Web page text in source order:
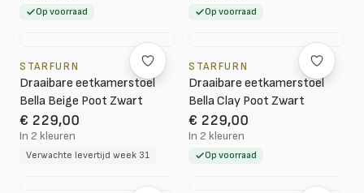
Op voorraad Op voorraad
STARFURN
Draaibare eetkamerstoel
Bella Beige Poot Zwart
€ 229,00
In 2 kleuren
Verwachte levertijd week 31
STARFURN
Draaibare eetkamerstoel
Bella Clay Poot Zwart
€ 229,00
In 2 kleuren
Op voorraad